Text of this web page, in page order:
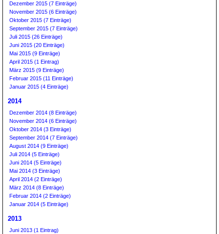
Dezember 2015 (7 Einträge)
November 2015 (6 Einträge)
Oktober 2015 (7 Einträge)
September 2015 (7 Einträge)
Juli 2015 (26 Einträge)
Juni 2015 (20 Einträge)
Mai 2015 (9 Einträge)
April 2015 (1 Eintrag)
März 2015 (9 Einträge)
Februar 2015 (11 Einträge)
Januar 2015 (4 Einträge)
2014
Dezember 2014 (8 Einträge)
November 2014 (6 Einträge)
Oktober 2014 (3 Einträge)
September 2014 (7 Einträge)
August 2014 (9 Einträge)
Juli 2014 (5 Einträge)
Juni 2014 (5 Einträge)
Mai 2014 (3 Einträge)
April 2014 (2 Einträge)
März 2014 (8 Einträge)
Februar 2014 (2 Einträge)
Januar 2014 (5 Einträge)
2013
Juni 2013 (1 Eintrag)